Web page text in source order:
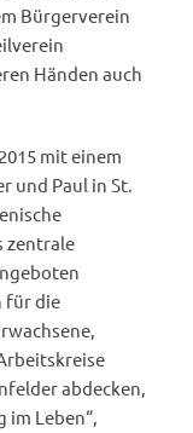
Bürgerverein
Händen auch
mit einem
und Paul in St.
zentrale
für die
abdecken,
im Leben“,